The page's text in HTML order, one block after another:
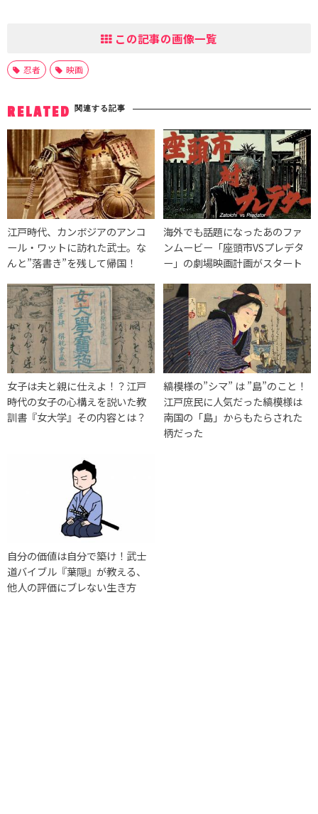
この記事の画像一覧
忍者 映画
RELATED 関連する記事
江戸時代、カンボジアのアンコ
ール・ワットに訪れた武士。な
んと”落書き”を残して帰国！
海外でも話題になったあのファ
ンムービー「座頭市VSプレデタ
ー」の劇場映画計画がスタート
女子は夫と親に仕えよ！？江戸
時代の女子の心構えを説いた教
訓書『女大学』その内容とは？
縞模様の”シマ” は ”島”のこと！
江戸庶民に人気だった縞模様は
南国の「島」からもたらされた
柄だった
自分の価値は自分で築け！武士
道バイブル『葉隠』が教える、
他人の評価にブレない生き方